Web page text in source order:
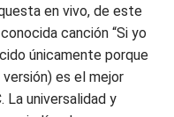
en vivo, de este
canción “Si yo
únicamente porque
es el mejor
La universalidad y